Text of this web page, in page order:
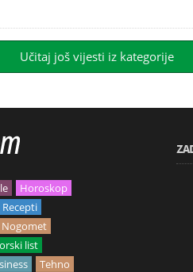
Učitaj još vijesti iz kategorije
Horoskop
Recepti
Nogomet
list
Tehno